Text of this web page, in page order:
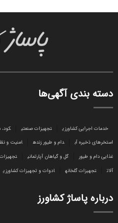
دسته بندی آگهی‌ها
خدمات اجرایی کشاورزی تجهیزات صنعتی کود،
استخرهای ذخیره آب
دام و طیور زنده امنیت و
غذایی دام و طیور
گل و گیاهان آپارتمانی تجهیزات
آلات
تجهیزات گلخانه ادوات و تجهیزات کشاورزی
درباره پاساژ کشاورز